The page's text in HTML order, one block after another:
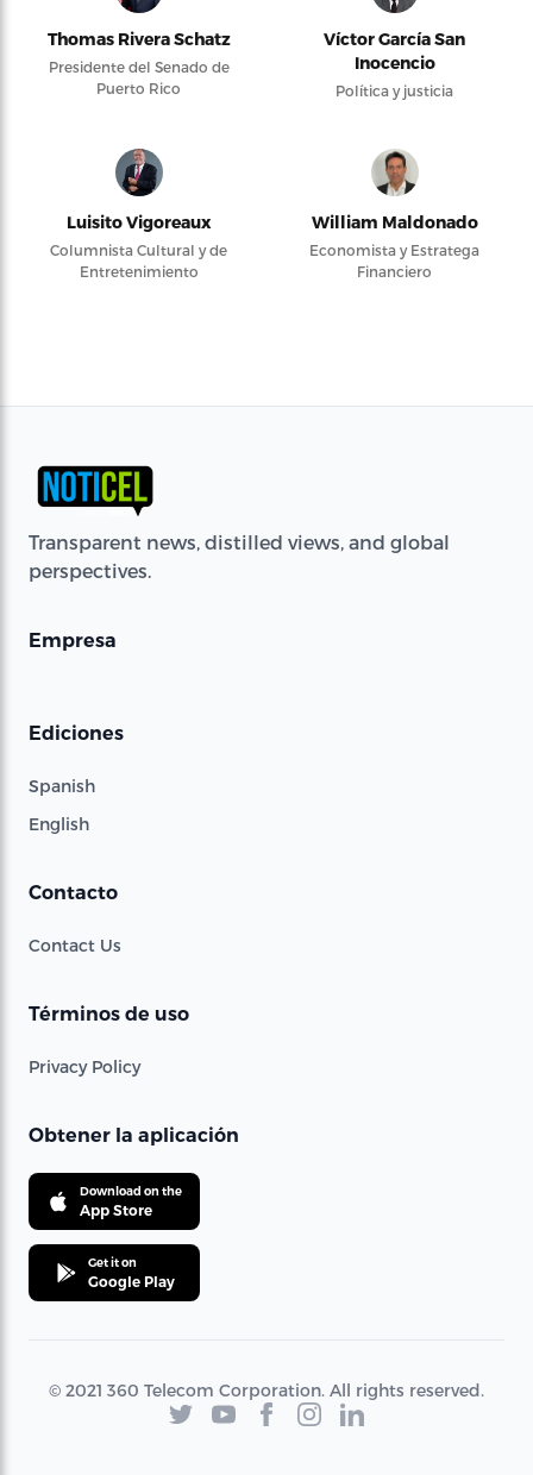
Thomas Rivera Schatz
Presidente del Senado de
Puerto Rico
Víctor García San
Inocencio
Política y justicia
Luisito Vigoreaux
Columnista Cultural y de
Entretenimiento
William Maldonado
Economista y Estratega
Financiero
Transparent news, distilled views, and global
perspectives.
Empresa
Ediciones
Spanish
English
Contacto
Contact Us
Términos de uso
Privacy Policy
Obtener la aplicación
Download on the
App Store
Get it on
Google Play
© 2021 360 Telecom Corporation. All rights reserved.